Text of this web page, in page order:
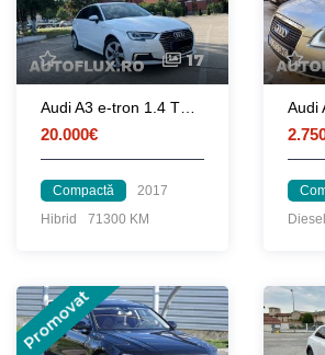
17
20.000€
Compactă
2017
Hibrid
71300 KM
Diesel
Promovat